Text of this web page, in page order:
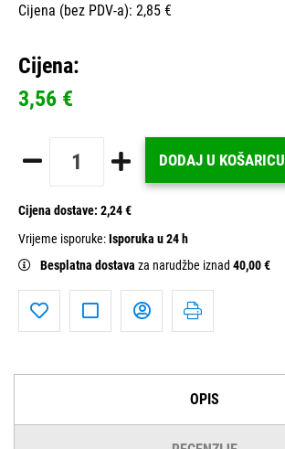
Cijena (bez PDV-a): 2,85 €
Cijena:
3,56 €
DODAJ U KOŠARICU
Cijena dostave: 2,24 €
Vrijeme isporuke:Isporuka u 24 h
Besplatna dostava za narudžbe iznad 40,00 €
OPIS